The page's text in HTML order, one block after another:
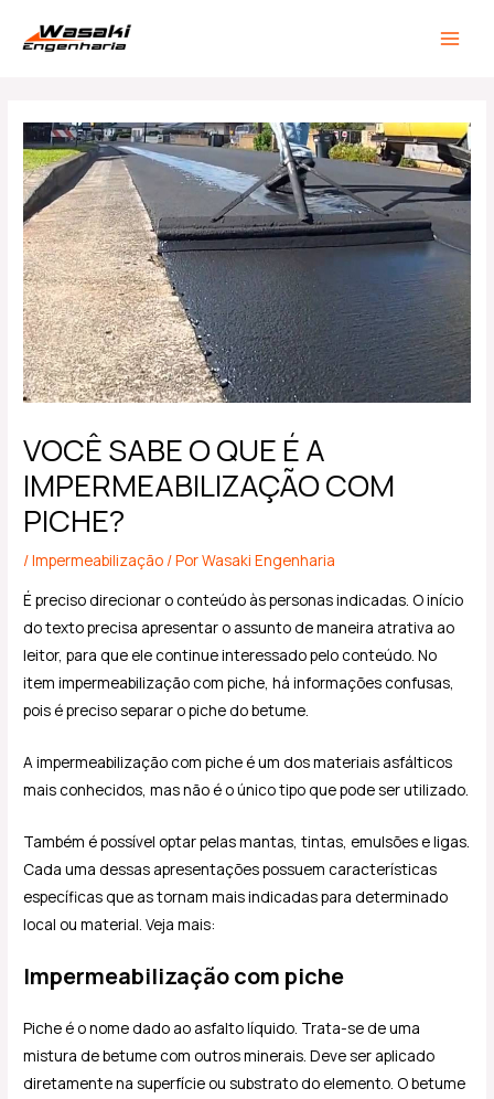
para
VOCÊ SABE O QUE É A
IMPERMEABILIZAÇÃO COM
PICHE?
/Impermeabilização / PorWasaki Engenharia
É preciso direcionar o conteúdo às personas indicadas. O início
do texto precisa apresentar o assunto de maneira atrativa ao
leitor, para que ele continue interessado pelo conteúdo. No
item impermeabilização com piche, há informações confusas,
pois é preciso separar o piche do betume.
A impermeabilização com piche é um dos materiais asfálticos
mais conhecidos, mas não é o único tipo que pode ser utilizado.
Também é possível optar pelas mantas, tintas, emulsões e ligas.
Cada uma dessas apresentações possuem características
específicas que as tornam mais indicadas para determinado
local ou material. Veja mais:
Impermeabilização com piche
Piche é o nome dado ao asfalto líquido. Trata-se de uma
mistura de betume com outros minerais. Deve ser aplicado
diretamente na superfície ou substrato do elemento. O betume
navigation